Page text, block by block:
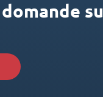
su